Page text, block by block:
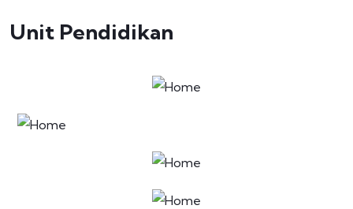
Unit Pendidikan